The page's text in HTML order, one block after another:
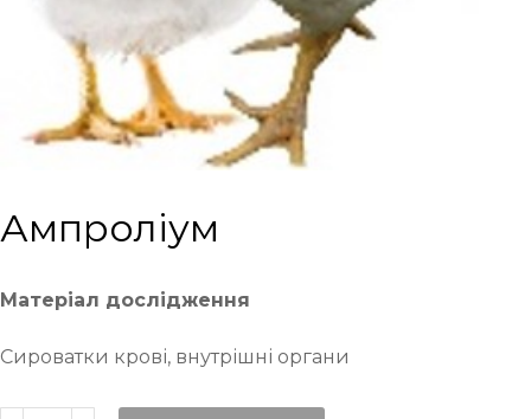
Ампроліум
Матеріал дослідження
Сироватки крові, внутрішні органи